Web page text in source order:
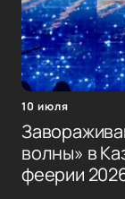
10 июля
волны» в
феерии